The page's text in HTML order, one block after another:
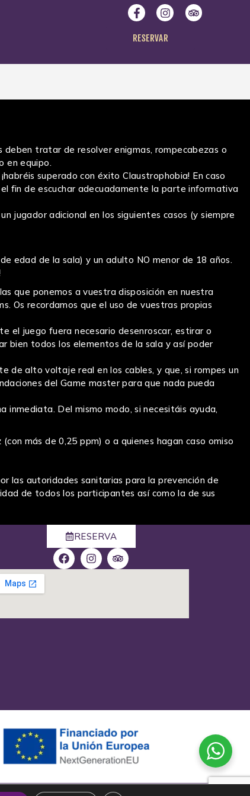
RESERVAR
deben tratar de resolver enigmas, rompecabezas o
en equipo.
superado con éxito Claustrophobia! En caso
fin de escuchar adecuadamente la parte informativa
jugador adicional en los siguientes casos (y siempre
edad de la sala) y un adulto NO menor de 18 años.
que ponemos a vuestra disposición en nuestra
Os recordamos que el uso de vuestras propias
el juego fuera necesario desenroscar, estirar o
bien todos los elementos de la sala y así poder
de alto voltaje real en los cables, y que, si rompes un
del Game master para que nada pueda
inmediata. Del mismo modo, si necesitáis ayuda,
más de 0,25 ppm) o a quienes hagan caso omiso
las autoridades sanitarias para la prevención de
de todos los participantes así como la de sus
RESERVA